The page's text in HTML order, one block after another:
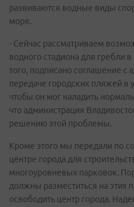
развиваются водные виды
моря.
- Сейчас рассматриваем
водного стадиона для гребли
того, подписано соглашение с
передаче городских пляжей в
чтобы он мог наладить
что администрация
решению этой проблемы.
Кроме этого мы передали по
центре города для
многоуровневых парковок.
должны разместиться на этих
освободить центр города.